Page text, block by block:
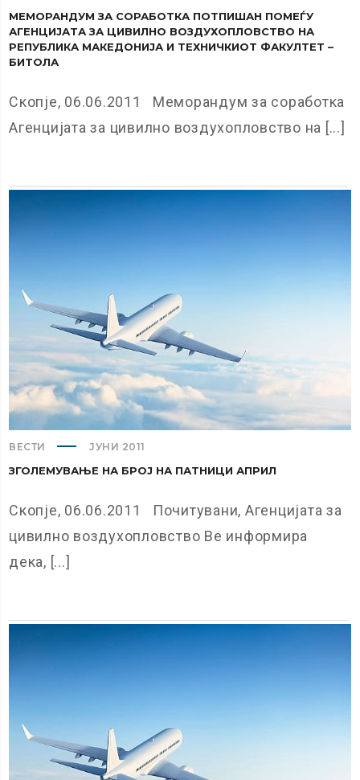
МЕМОРАНДУМ ЗА СОРАБОТКА ПОТПИШАН ПОМЕЃУ
АГЕНЦИЈАТА ЗА ЦИВИЛНО ВОЗДУХОПЛОВСТВО НА
РЕПУБЛИКА МАКЕДОНИЈА И ТЕХНИЧКИОТ ФАКУЛТЕТ –
БИТОЛА
Скопје, 06.06.2011 Меморандум за соработка
Агенцијата за цивилно воздухопловство на [...]
ВЕСТИ ЈУНИ 2011
ЗГОЛЕМУВАЊЕ НА БРОЈ НА ПАТНИЦИ АПРИЛ
Скопје, 06.06.2011 Почитувани, Агенцијата за
цивилно воздухопловство Ве информира
дека, [...]